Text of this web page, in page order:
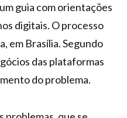
guia com orientações
digitais. O processo
em Brasília. Segundo
das plataformas
do problema.